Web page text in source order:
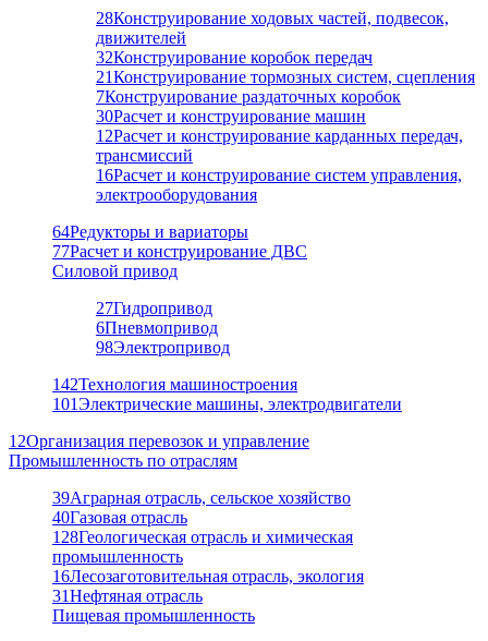
28Конструирование ходовых частей, подвесок,
движителей
32Конструирование коробок передач
21Конструирование тормозных систем, сцепления
7Конструирование раздаточных коробок
30Расчет и конструирование машин
12Расчет и конструирование карданных передач,
трансмиссий
16Расчет и конструирование систем управления,
электрооборудования
64Редукторы и вариаторы
77Расчет и конструирование ДВС
Силовой привод
27Гидропривод
6Пневмопривод
98Электропривод
142Технология машиностроения
101Электрические машины, электродвигатели
12Организация перевозок и управление
Промышленность по отраслям
39Аграрная отрасль, сельское хозяйство
40Газовая отрасль
128Геологическая отрасль и химическая
промышленность
16Лесозаготовительная отрасль, экология
31Нефтяная отрасль
Пищевая промышленность